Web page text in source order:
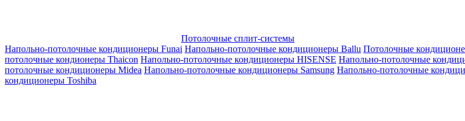
Потолочные сплит-системы
Напольно-потолочные кондиционеры Funai Напольно-потолочные кондиционеры Ballu Потолочные
потолочные кондионеры Thaicon Напольно-потолочные кондиционеры HISENSE Напольно-потолочные
потолочные кондиционеры Midea Напольно-потолочные кондиционеры Samsung Напольно-потолочные
кондиционеры Toshiba